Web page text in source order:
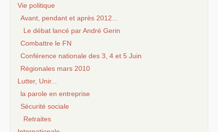
Vie politique
Avant, pendant et après 2012...
Le débat lancé par André Gerin
Combattre le FN
Conférence nationale des 3, 4 et 5 Juin
Régionales mars 2010
Lutter, Unir...
la parole en entreprise
Sécurité sociale
Retraites